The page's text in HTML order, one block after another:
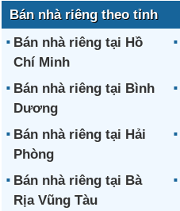
Bán nhà riêng theo tỉnh
Bán nhà riêng tại Hồ
Chí Minh
Bán nhà riêng tại Bình
Dương
Bán nhà riêng tại Hải
Phòng
Bán nhà riêng tại Bà
Rịa Vũng Tàu